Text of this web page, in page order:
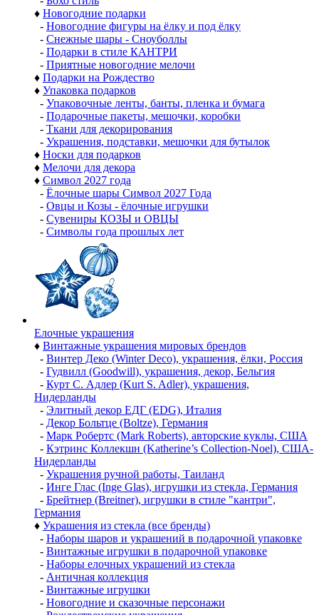
♦ Новогодние подарки
- Новогодние фигуры на ёлку и под ёлку
- Снежные шары - Сноуболлы
- Подарки в стиле КАНТРИ
- Приятные новогодние мелочи
♦ Подарки на Рождество
♦ Упаковка подарков
- Упаковочные ленты, банты, пленка и бумага
- Подарочные пакеты, мешочки, коробки
- Ткани для декорирования
- Украшения, подставки, мешочки для бутылок
♦ Носки для подарков
♦ Мелочи для декора
♦ Символ 2027 года
- Ёлочные шары Символ 2027 Года
- Овцы и Козы - ёлочные игрушки
- Сувениры КОЗЫ и ОВЦЫ
- Символы года прошлых лет
Елочные украшения
♦ Винтажные украшения мировых брендов
- Винтер Деко (Winter Deco), украшения, ёлки, Россия
- Гудвилл (Goodwill), украшения, декор, Бельгия
- Курт С. Адлер (Kurt S. Adler), украшения,
Нидерланды
- Элитный декор ЕДГ (EDG), Италия
- Декор Больтце (Boltze), Германия
- Марк Робертс (Mark Roberts), авторские куклы, США
- Кэтринс Коллекшн (Katherine’s Collection-Noel), США-
Нидерланды
- Украшения ручной работы, Таиланд
- Инге Глас (Inge Glas), игрушки из стекла, Германия
- Брейтнер (Breitner), игрушки в стиле "кантри",
Германия
♦ Украшения из стекла (все бренды)
- Наборы шаров и украшений в подарочной упаковке
- Винтажные игрушки в подарочной упаковке
- Наборы елочных украшений из стекла
- Античная коллекция
- Винтажные игрушки
- Новогодние и сказочные персонажи